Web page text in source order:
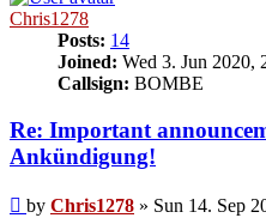
Chris1278
Posts: 14
Joined: Wed 3. Jun 2020,
Callsign: BOMBE
Re: Important
Ankündigung!
Post
by Chris1278 » Sun 14. Sep